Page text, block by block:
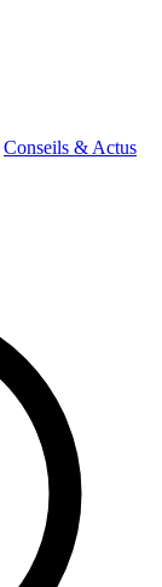
Conseils & Actus